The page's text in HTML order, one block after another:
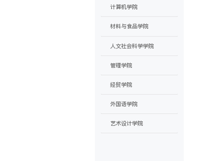
计算机学院
材料与食品学院
人文社会科学学院
管理学院
经贸学院
外国语学院
艺术设计学院